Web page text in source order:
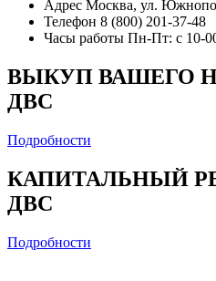
Адрес Москва, ул.
Телефон 8 (800) 201-37-48
Часы работы Пн-Пт: с 10-
ВЫКУП ВАШЕГО
ДВС
Подробности
КАПИТАЛЬНЫЙ
ДВС
Подробности